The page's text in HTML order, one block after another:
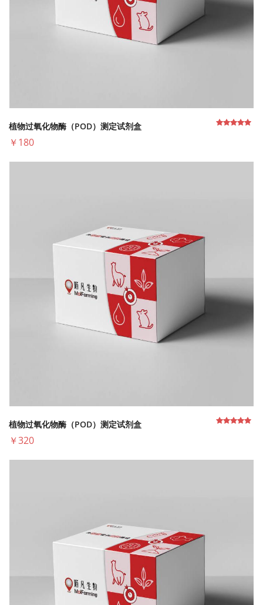
植物过氧化物酶（POD）测定试剂盒
￥180
植物过氧化物酶（POD）测定试剂盒
￥320